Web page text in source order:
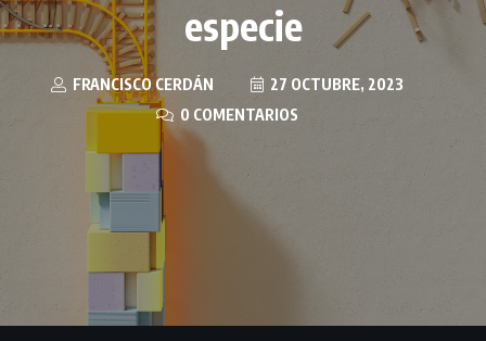
especie
FRANCISCO CERDÁN
27 OCTUBRE, 2023
0 COMENTARIOS